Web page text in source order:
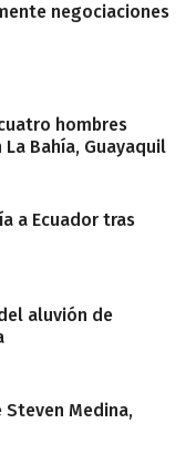
negociaciones
hombres
Bahía, Guayaquil
a Ecuador tras
aluvión de
Steven Medina,